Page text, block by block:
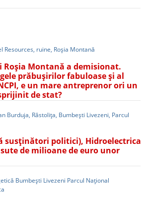
Roșia Montană a demisionat.
prăbușirilor fabuloase și al
e un mare antreprenor ori un
de stat?
susținători politici), Hidroelectrica
de milioane de euro unor